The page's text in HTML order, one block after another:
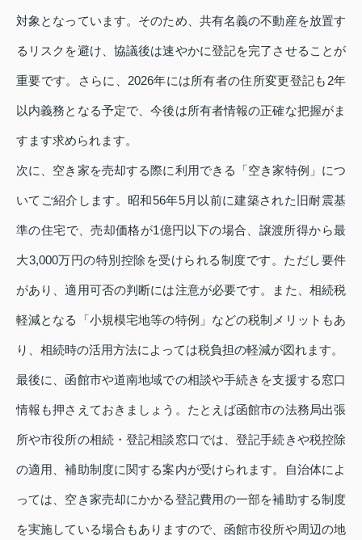
対象となっています。そのため、共有名義の不動産を放置す
るリスクを避け、協議後は速やかに登記を完了させることが
重要です。さらに、2026年には所有者の住所変更登記も2年
以内義務となる予定で、今後は所有者情報の正確な把握がま
すます求められます。
次に、空き家を売却する際に利用できる「空き家特例」につ
いてご紹介します。昭和56年5月以前に建築された旧耐震基
準の住宅で、売却価格が1億円以下の場合、譲渡所得から最
大3,000万円の特別控除を受けられる制度です。ただし要件
があり、適用可否の判断には注意が必要です。また、相続税
軽減となる「小規模宅地等の特例」などの税制メリットもあ
り、相続時の活用方法によっては税負担の軽減が図れます。
最後に、函館市や道南地域での相談や手続きを支援する窓口
情報も押さえておきましょう。たとえば函館市の法務局出張
所や市役所の相続・登記相談窓口では、登記手続きや税控除
の適用、補助制度に関する案内が受けられます。自治体によ
っては、空き家売却にかかる登記費用の一部を補助する制度
を実施している場合もありますので、函館市役所や周辺の地